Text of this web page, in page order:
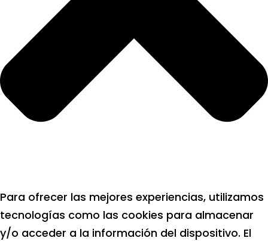
Para ofrecer las mejores experiencias, utilizamos
tecnologías como las cookies para almacenar
y/o acceder a la información del dispositivo. El